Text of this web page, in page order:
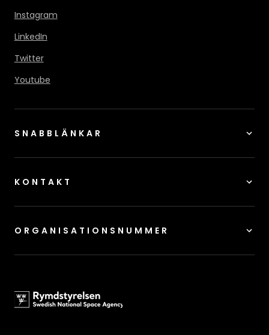
Instagram
LinkedIn
Twitter
Youtube
SNABBLÄNKAR
KONTAKT
ORGANISATIONSNUMMER